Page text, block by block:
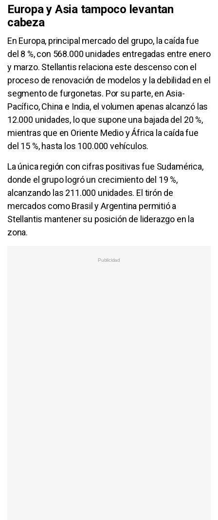
Europa y Asia tampoco levantan
cabeza
En Europa, principal mercado del grupo, la caída fue
del 8 %, con 568.000 unidades entregadas entre enero
y marzo. Stellantis relaciona este descenso con el
proceso de renovación de modelos y la debilidad en el
segmento de furgonetas. Por su parte, en Asia-
Pacífico, China e India, el volumen apenas alcanzó las
12.000 unidades, lo que supone una bajada del 20 %,
mientras que en Oriente Medio y África la caída fue
del 15 %, hasta los 100.000 vehículos.
La única región con cifras positivas fue Sudamérica,
donde el grupo logró un crecimiento del 19 %,
alcanzando las 211.000 unidades. El tirón de
mercados como Brasil y Argentina permitió a
Stellantis mantener su posición de liderazgo en la
zona.